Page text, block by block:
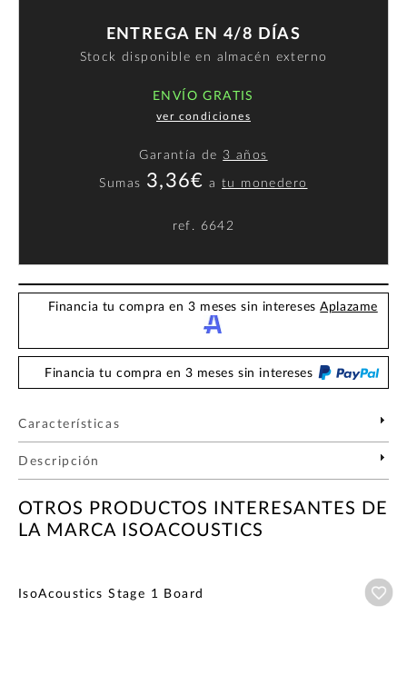
ENTREGA EN 4/8 DÍAS
Stock disponible en almacén externo
ENVÍO GRATIS
ver condiciones
Garantía de 3 años
Sumas 3,36€ atu monedero
ref. 6642
Financia tu compra en 3 meses sin interesesAplazame
Financia tu compra en 3 meses sin intereses
Características
Descripción
OTROS PRODUCTOS INTERESANTES DE
LA MARCA ISOACOUSTICS
IsoAcoustics Stage 1 Board